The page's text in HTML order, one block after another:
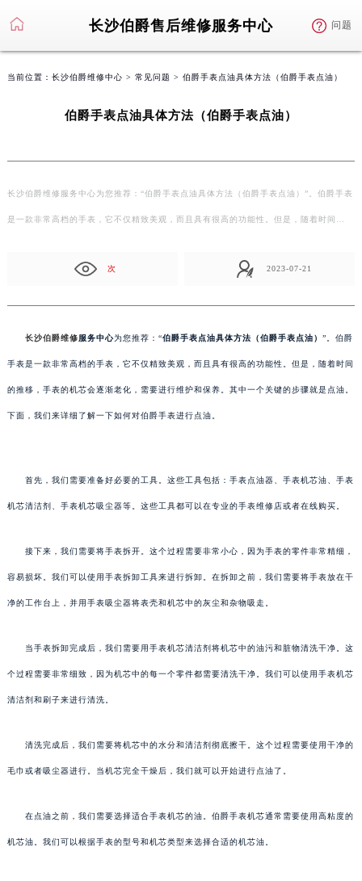
长沙伯爵售后维修服务中心 问题
当前位置： 长沙伯爵维修中心 > 常见问题 > 伯爵手表点油具体方法（伯爵手表点油）
伯爵手表点油具体方法（伯爵手表点油）
长沙伯爵维修服务中心为您推荐：“伯爵手表点油具体方法（伯爵手表点油）”。伯爵手表
是一款非常高档的手表，它不仅精致美观，而且具有很高的功能性。但是，随着时间…
次 2023-07-21
长沙伯爵维修服务中心为您推荐：“伯爵手表点油具体方法（伯爵手表点油） ”。伯爵
手表是一款非常高档的手表，它不仅精致美观，而且具有很高的功能性。但是，随着时间
的推移，手表的机芯会逐渐老化，需要进行维护和保养。其中一个关键的步骤就是点油。
下面，我们来详细了解一下如何对伯爵手表进行点油。
首先，我们需要准备好必要的工具。这些工具包括：手表点油器、手表机芯油、手表
机芯清洁剂、手表机芯吸尘器等。这些工具都可以在专业的手表维修店或者在线购买。
接下来，我们需要将手表拆开。这个过程需要非常小心，因为手表的零件非常精细，
容易损坏。我们可以使用手表拆卸工具来进行拆卸。在拆卸之前，我们需要将手表放在干
净的工作台上，并用手表吸尘器将表壳和机芯中的灰尘和杂物吸走。
当手表拆卸完成后，我们需要用手表机芯清洁剂将机芯中的油污和脏物清洗干净。这
个过程需要非常细致，因为机芯中的每一个零件都需要清洗干净。我们可以使用手表机芯
清洁剂和刷子来进行清洗。
清洗完成后，我们需要将机芯中的水分和清洁剂彻底擦干。这个过程需要使用干净的
毛巾或者吸尘器进行。当机芯完全干燥后，我们就可以开始进行点油了。
在点油之前，我们需要选择适合手表机芯的油。伯爵手表机芯通常需要使用高粘度的
机芯油。我们可以根据手表的型号和机芯类型来选择合适的机芯油。